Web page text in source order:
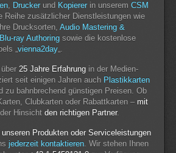
, Druckerund Kopiererin unserem CSM
Reihe zusätzlicher Dienstleistungen wie
Drucksorten, Audio Mastering &
ray Authoring sowie die kostenlose
„vienna2day„.
25 Jahre Erfahrung in der Medien-
seit einigen Jahren auch Plastikkarten
zu bahnbrechend günstigen Preisen. Ob
Clubkarten oder Rabattkarten – mit
Hinsicht den richtigen Partner.
unseren Produkten oder Serviceleistungen
jederzeit kontaktieren. Wir stehen Ihnen